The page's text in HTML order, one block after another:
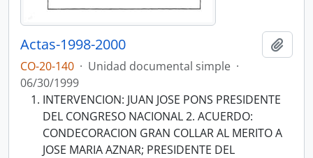
Actas-1998-2000
CO-20-140 · Unidad documental simple ·
06/30/1999
INTERVENCION: JUAN JOSE PONS PRESIDENTE
DEL CONGRESO NACIONAL 2. ACUERDO:
CONDECORACION GRAN COLLAR AL MERITO A
JOSE MARIA AZNAR; PRESIDENTE DEL